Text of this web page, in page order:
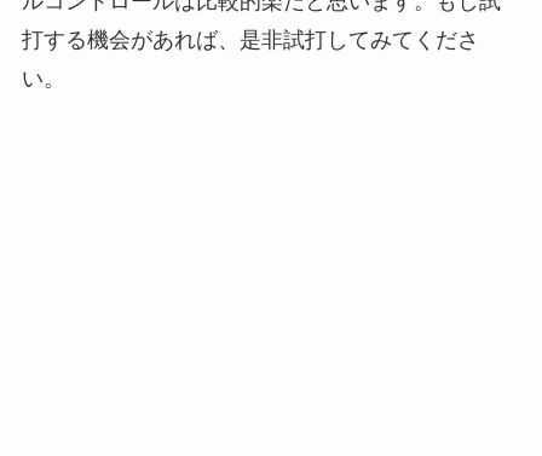
打する機会があれば、是非試打してみてくださ
い。